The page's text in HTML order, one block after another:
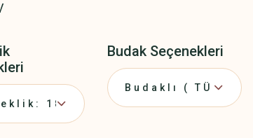
Budak Seçenekleri